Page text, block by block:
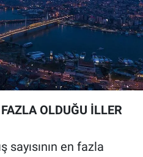
OLDUĞU İLLER
sayısının en fazla